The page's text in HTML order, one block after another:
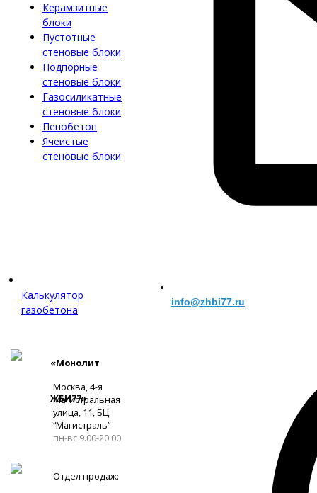
Керамзитные
блоки
Пустотные
стеновые блоки
Подпорные
стеновые блоки
Газосиликатные
стеновые блоки
Пенобетон
Ячеистые
стеновые блоки
Калькулятор
газобетона
«Монолит
ЖБИ77»
Москва, 4-я
Магистральная
улица, 11, ​БЦ
“Магистраль”
пн-вс 9.00-20.00
Отдел продаж:
info@zhbi77.ru